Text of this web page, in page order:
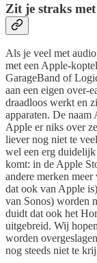
Zit je straks
Als je veel met
met een Apple-
GarageBand of
aan een eigen over-
draadloos werkt en
apparaten. De
Apple er niks over
liever nog niet te
wel een erg
komt: in de Apple
andere merken
dat ook van Apple
van Sonos) worden
duidt dat ook het
uitgebreid. Wij
worden
nog steeds niet te